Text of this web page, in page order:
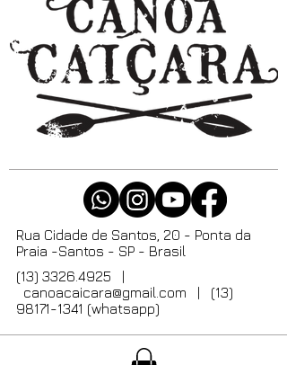
Rua Cidade de Santos, 20 - Ponta da
Praia -Santos - SP - Brasil
(13) 3326.4925 |
canoacaicara@gmail.com | (13)
98171-1341 (whatsapp)